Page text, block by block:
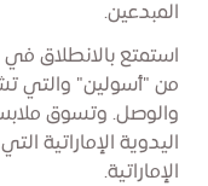
المبدعين.
من "أسولين" والتي
اليدوية الإماراتية
الإماراتية.